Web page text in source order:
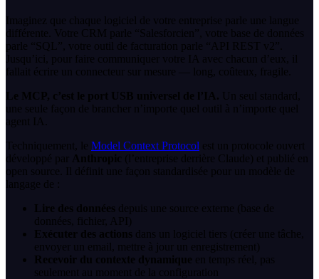
Imaginez que chaque logiciel de votre entreprise parle une langue
différente. Votre CRM parle “Salesforcien”, votre base de données
parle “SQL”, votre outil de facturation parle “API REST v2”.
Jusqu’ici, pour faire communiquer votre IA avec chacun d’eux, il
fallait écrire un connecteur sur mesure — long, coûteux, fragile.
Le MCP, c’est le port USB universel de l’IA. Un seul standard,
une seule façon de brancher n’importe quel outil à n’importe quel
agent IA.
Techniquement, le Model Context Protocol est un protocole ouvert
développé par
Anthropic (l’entreprise derrière Claude) et publié en
open source. Il définit une façon standardisée pour un modèle de
langage de :
Lire des données depuis une source externe (base de
données, fichier, API)
Exécuter des actions dans un logiciel tiers (créer une tâche,
envoyer un email, mettre à jour un enregistrement)
Recevoir du contexte dynamique en temps réel, pas
seulement au moment de la configuration